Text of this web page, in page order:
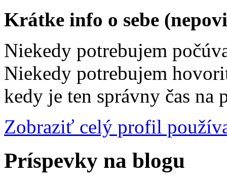
Krátke info o sebe
Niekedy potrebujem
Niekedy potrebujem
kedy je ten správny čas na
Zobraziť celý profil
Príspevky na blogu